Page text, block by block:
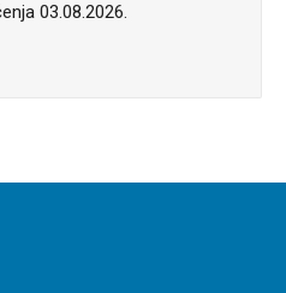
03.08.2026.